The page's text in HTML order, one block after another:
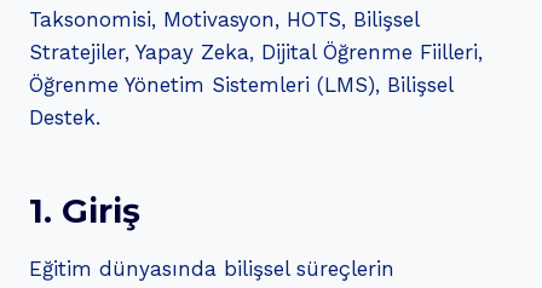
Taksonomisi, Motivasyon, HOTS, Bilişsel
Stratejiler, Yapay Zeka, Dijital Öğrenme Fiilleri,
Öğrenme Yönetim Sistemleri (LMS), Bilişsel
Destek.
1. Giriş
Eğitim dünyasında bilişsel süreçlerin